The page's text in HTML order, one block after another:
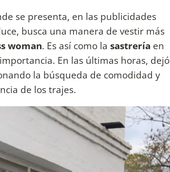
se presenta, en las publicidades
busca una manera de vestir más
woman. Es así como la sastrería en
En las últimas horas, dejó
la búsqueda de comodidad y
de los trajes.